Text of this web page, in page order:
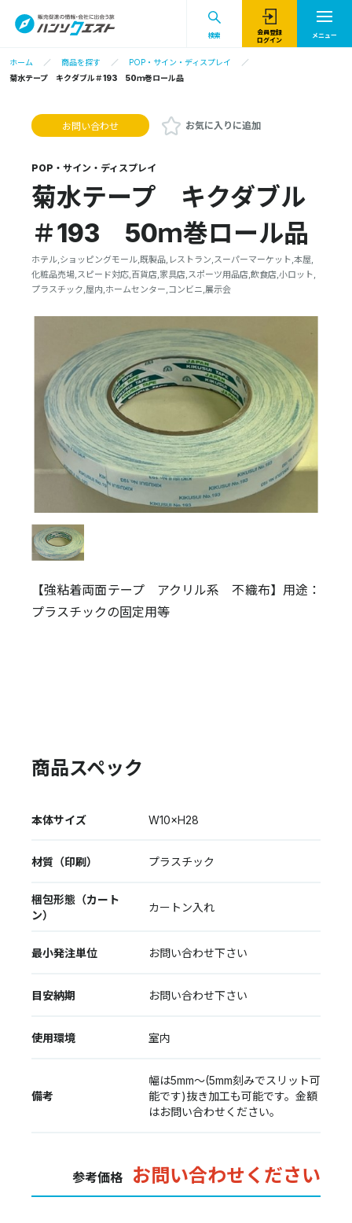
検索
会員登録
ログイン
メニュー
ホーム 商品を探す
POP・サイン・ディスプレイ
菊水テープ キクダブル＃193 50ｍ巻ロール品
お問い合わせ お気に入りに追加
POP・サイン・ディスプレイ
菊水テープ キクダブル
＃193 50ｍ巻ロール品
ホテル,ショッピングモール,既製品,レストラン,スーパーマーケット,本屋,
化粧品売場,スピード対応,百貨店,家具店,スポーツ用品店,飲食店,小ロット,
プラスチック,屋内,ホームセンター,コンビニ,展示会
【強粘着両面テープ アクリル系 不織布】用途：
プラスチックの固定用等
商品スペック
本体サイズ W10×H28
材質（印刷） プラスチック
梱包形態（カート
ン）
カートン入れ
最小発注単位 お問い合わせ下さい
目安納期 お問い合わせ下さい
使用環境 室内
備考
幅は5mm〜(5mm刻みでスリット可
能です)抜き加工も可能です。金額
はお問い合わせください。
参考価格 お問い合わせください